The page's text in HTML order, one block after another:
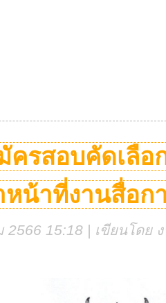
ครสอบคัดเลือ
หน้าที่งานสื่อก
2566 15:18 | เขียนโดย